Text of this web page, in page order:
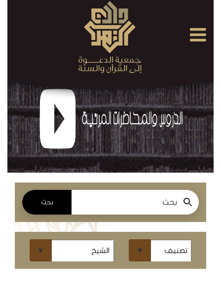
الدروس
والمحاضرات
المسموعة
الدروس
والمحاضرات
الدروس
ومحاضرات
المباشر
بحث